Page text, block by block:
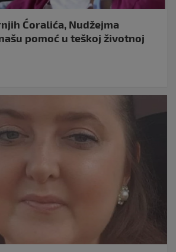
Ćoralića, Nudžejma
pomoć u teškoj životnoj